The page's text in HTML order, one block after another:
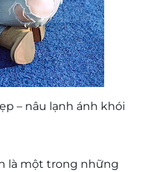
– nâu lạnh ánh khói
là một trong những